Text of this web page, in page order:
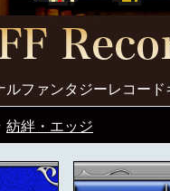
ルファンタジーレコー
紡絆・エッジ